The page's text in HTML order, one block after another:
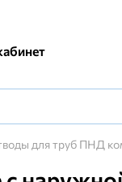
для труб ПНД